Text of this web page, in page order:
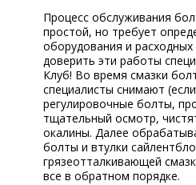
Процесс обслуживания
простой, но требует
оборудования и
доверить эти работы
Клуб! Во время смазки
специалисты снимают
регулировочные болты,
тщательный осмотр,
окалины. Далее
болты и втулки
грязеотталкивающей
все в обратном порядке.